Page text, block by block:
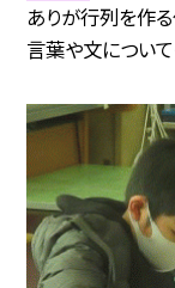
ありが行列を作
言葉や文につい